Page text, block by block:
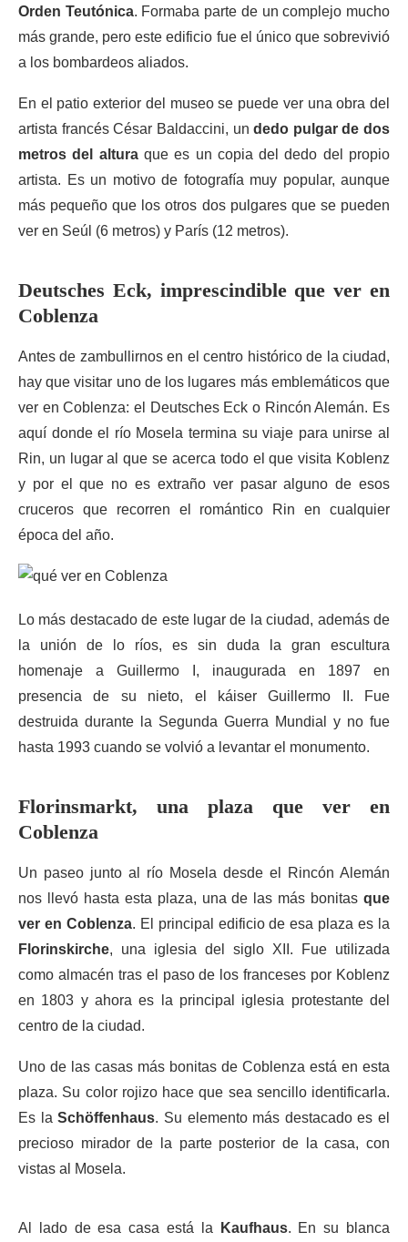
Orden Teutónica. Formaba parte de un complejo mucho
más grande, pero este edificio fue el único que sobrevivió
a los bombardeos aliados.
En el patio exterior del museo se puede ver una obra del
artista francés César Baldaccini, undedo pulgar de dos
metros del alturaque es un copia del dedo del propio
artista. Es un motivo de fotografía muy popular, aunque
más pequeño que los otros dos pulgares que se pueden
ver en Seúl (6 metros) y París (12 metros).
Deutsches Eck, imprescindible que ver en
Coblenza
Antes de zambullirnos en el centro histórico de la ciudad,
hay que visitar uno de los lugares más emblemáticos que
ver en Coblenza: el Deutsches Eck o Rincón Alemán. Es
aquí donde el río Mosela termina su viaje para unirse al
Rin, un lugar al que se acerca todo el que visita Koblenz
y por el que no es extraño ver pasar alguno de esos
cruceros que recorren el romántico Rin en cualquier
época del año.
Lo más destacado de este lugar de la ciudad, además de
la unión de lo ríos, es sin duda la gran escultura
homenaje a Guillermo I, inaugurada en 1897 en
presencia de su nieto, el káiser Guillermo II. Fue
destruida durante la Segunda Guerra Mundial y no fue
hasta 1993 cuando se volvió a levantar el monumento.
Florinsmarkt, una plaza que ver en
Coblenza
Un paseo junto al río Mosela desde el Rincón Alemán
nos llevó hasta esta plaza, una de las más bonitas que
ver en Coblenza. El principal edificio de esa plaza es la
Florinskirche, una iglesia del siglo XII. Fue utilizada
como almacén tras el paso de los franceses por Koblenz
en 1803 y ahora es la principal iglesia protestante del
centro de la ciudad.
Uno de las casas más bonitas de Coblenza está en esta
plaza. Su color rojizo hace que sea sencillo identificarla.
Es laSchöffenhaus. Su elemento más destacado es el
precioso mirador de la parte posterior de la casa, con
vistas al Mosela.
Al lado de esa casa está la Kaufhaus. En su blanca